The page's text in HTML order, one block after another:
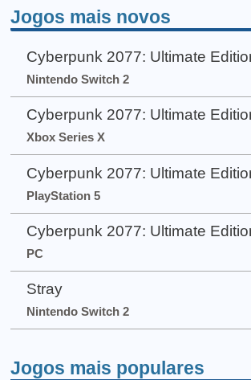
Jogos mais novos
Cyberpunk 2077: Ultimate
Nintendo Switch 2
Cyberpunk 2077: Ultimate
Xbox Series X
Cyberpunk 2077: Ultimate
PlayStation 5
Cyberpunk 2077: Ultimate
PC
Stray
Nintendo Switch 2
Jogos mais populares